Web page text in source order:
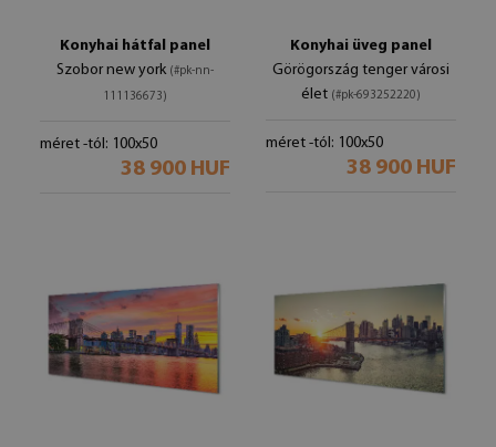
Konyhai hátfal panel
Szobor new york (#pk-nn-
111136673)
méret -tól: 100x50
38 900 HUF
Konyhai üveg panel
Görögország tenger városi
élet (#pk-693252220)
méret -tól: 100x50
38 900 HUF